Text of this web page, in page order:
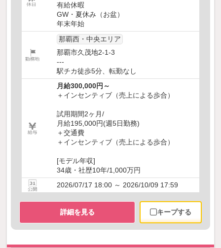
有給休暇
GW・夏休み（お盆）
年末年始
那覇西・中央エリア
那覇市久茂地2-1-3
---
駅チカ徒歩5分、転勤なし
月給300,000円～
＋インセンティブ（売上による歩合）
試用期間2ヶ月/
月給195,000円(週5日勤務)
＋交通費
＋インセンティブ（売上による歩合）
[モデル年収]
34歳・社歴10年/1,000万円
2026/07/17 18:00 ～ 2026/10/09 17:59
詳細を見る キープする